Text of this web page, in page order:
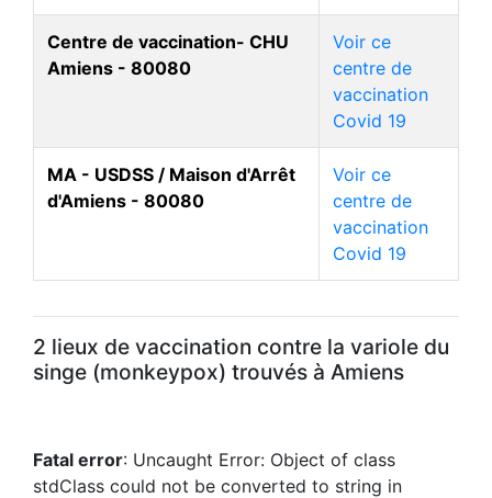
Centre de vaccination- CHU
Amiens - 80080
Voir ce
centre de
vaccination
Covid 19
MA - USDSS / Maison d'Arrêt
d'Amiens - 80080
Voir ce
centre de
vaccination
Covid 19
2 lieux de vaccination contre la variole du
singe (monkeypox) trouvés à Amiens
Fatal error: Uncaught Error: Object of class
stdClass could not be converted to string in